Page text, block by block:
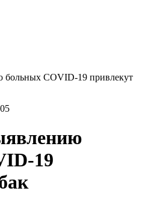
больных COVID-19 привлекут
19